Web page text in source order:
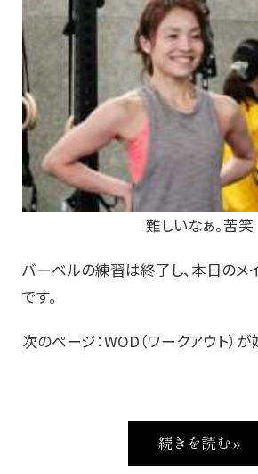
難しいなぁ。苦笑
バーベルの練習は終了し、本日のメ
です。
次のページ：WOD（ワークアウト）
続きを読む »